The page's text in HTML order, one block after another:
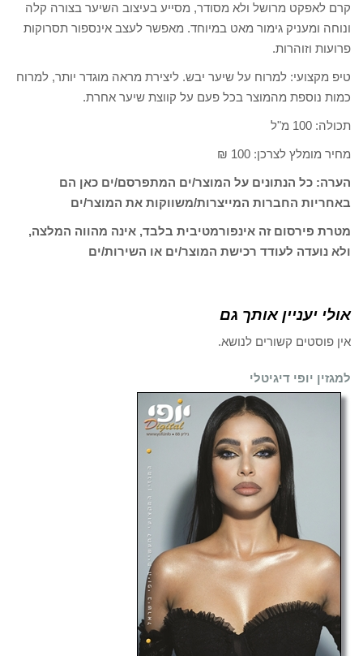
קרם לאפקט מרושל ולא מסודר, מסייע בעיצוב השיער בצורה קלה
ונוחה ומעניק גימור מאט במיוחד. מאפשר לעצב אינספור תסרוקות
פרועות וזוהרות.
טיפ מקצועי: למרוח על שיער יבש. ליצירת מראה מוגדר יותר, למרוח
כמות נוספת מהמוצר בכל פעם על קווצת שיער אחרת.
תכולה: 100 מ"ל
מחיר מומלץ לצרכן: 100 ₪
הערה: כל הנתונים על המוצר/ים המתפרסם/ים כאן הם
באחריות החברות המייצרות/משווקות את המוצר/ים
מטרת פירסום זה אינפורמטיבית בלבד, אינה מהווה המלצה,
ולא נועדה לעודד רכישת המוצר/ים או השירות/ים
אולי יעניין אותך גם
אין פוסטים קשורים לנושא.
למגזין יופי דיגיטלי